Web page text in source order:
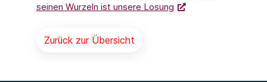
seinen Wurzeln ist unsere Losung
Zurück zur Übersicht